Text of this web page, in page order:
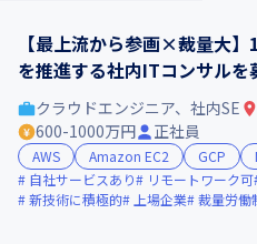
【最上流から参画×裁量大
を推進する社内ITコンサルを
クラウドエンジニア、社内SE
600-1000万円
正社員
AWS Amazon EC2 GCP
自社サービスあり
リモートワーク可
新技術に積極的
上場企業 裁量労働